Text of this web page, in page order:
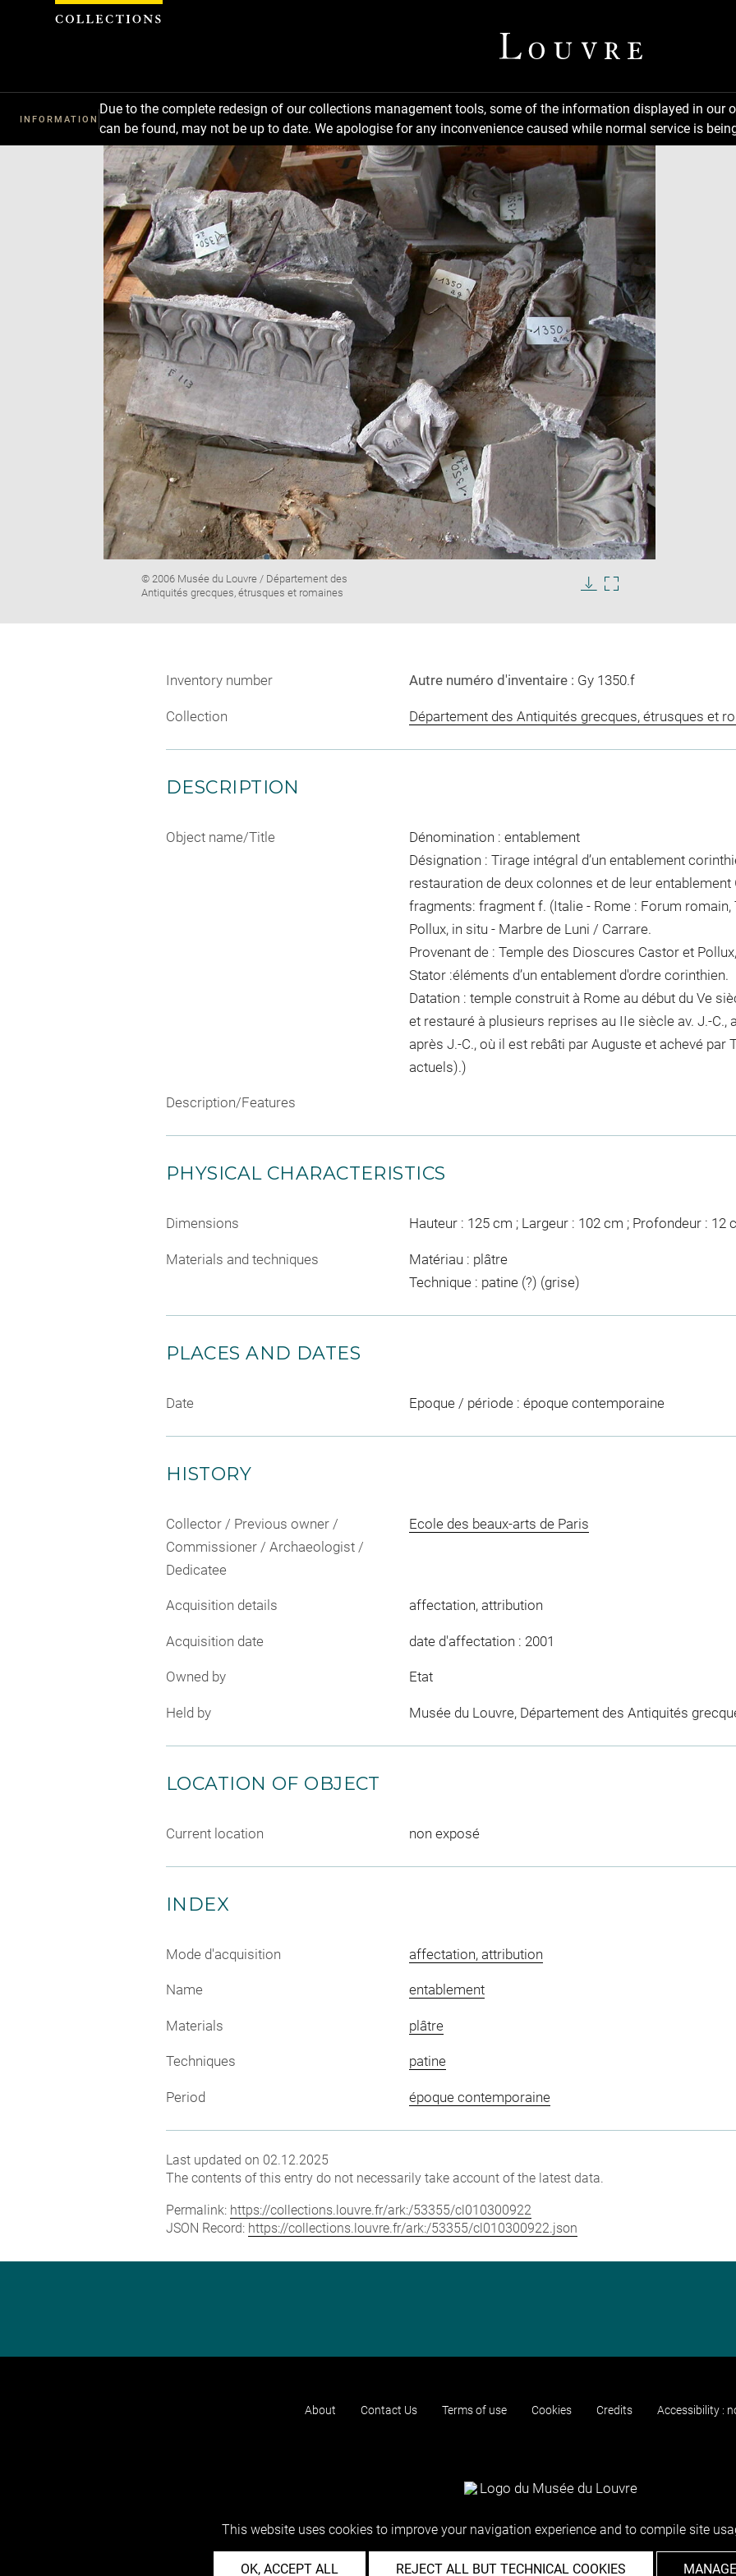
INFORMATION
Due to the complete redesign of our collections management tools, some of the information displayed in
can be found, may not be up to date. We apologise for any inconvenience caused while normal service is
Image
caption:
© 2006 Musée du Louvre / Département des
Antiquités grecques, étrusques et romaines
Download
Previous
Inventory number Autre numéro d'inventaire : Gy 1350.f
Collection Département des Antiquités grecques, étrusques et
DESCRIPTION
Object name/Title
Dénomination : entablement
Désignation : Tirage intégral d’un entablement
restauration de deux colonnes et de leur entablement
fragments: fragment f. (Italie - Rome : Forum
Pollux, in situ - Marbre de Luni / Carrare.
Provenant de : Temple des Dioscures Castor et
Stator :éléments d’un entablement d'ordre corinthien.
Datation : temple construit à Rome au début du Ve
et restauré à plusieurs reprises au IIe siècle av. J.-C.,
après J.-C., où il est rebâti par Auguste et achevé par
actuels).)
Description/Features
PHYSICAL CHARACTERISTICS
Dimensions Hauteur : 125 cm ; Largeur : 102 cm ; Profondeur : 12
Materials and techniques
Matériau : plâtre
Technique : patine (?) (grise)
PLACES AND DATES
Date Epoque / période : époque contemporaine
HISTORY
Collector / Previous owner /
Commissioner / Archaeologist /
Dedicatee
Ecole des beaux-arts de Paris
Acquisition details affectation, attribution
Acquisition date date d'affectation : 2001
Owned by Etat
Held by Musée du Louvre, Département des Antiquités
LOCATION OF OBJECT
Current location non exposé
INDEX
Mode d'acquisition affectation, attribution
Name entablement
Materials plâtre
Techniques patine
Period époque contemporaine
Last updated on 02.12.2025
The contents of this entry do not necessarily take account of the latest data.
Permalink: https://collections.louvre.fr/ark:/53355/cl010300922
JSON Record: https://collections.louvre.fr/ark:/53355/cl010300922.json
About Contact Us Terms of use Cookies Credits Accessibility :
Cookies management panel
This website uses cookies to improve your navigation experience and to compile site
OK, ACCEPT ALL REJECT ALL BUT TECHNICAL COOKIES